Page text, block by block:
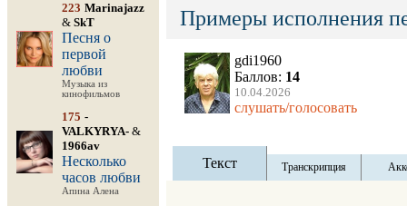
223 Marinajazz
& SkT
Песня о
первой
любви
Музыка из
кинофильмов
175 -
VALKYRYA- &
1966av
Несколько
часов любви
Апина Алена
Примеры исполнения
gdi1960
Баллов: 14
10.04.2026
слушать/голосовать
Текст Транскрипция